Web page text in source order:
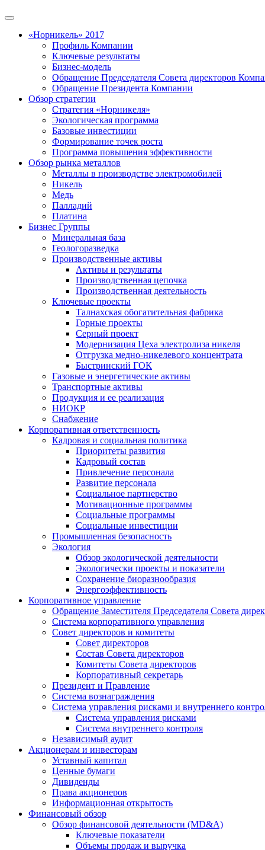
«Норникель» 2017
Профиль Компании
Ключевые результаты
Бизнес-модель
Обращение Председателя Совета директоров
Обращение Президента Компании
Обзор стратегии
Стратегия «Норникеля»
Экологическая программа
Базовые инвестиции
Формирование точек роста
Программа повышения эффективности
Обзор рынка металлов
Металлы в производстве электромобилей
Никель
Медь
Палладий
Платина
Бизнес Группы
Минеральная база
Геологоразведка
Производственные активы
Активы и результаты
Производственная цепочка
Производственная деятельность
Ключевые проекты
Талнахская обогатительная фабрика
Горные проекты
Серный проект
Модернизация Цеха электролиза никеля
Отгрузка медно-никелевого концентрата
Быстринский ГОК
Газовые и энергетические активы
Транспортные активы
Продукция и ее реализация
НИОКР
Снабжение
Корпоративная ответственность
Кадровая и социальная политика
Приоритеты развития
Кадровый состав
Привлечение персонала
Развитие персонала
Социальное партнерство
Мотивационные программы
Социальные программы
Социальные инвестиции
Промышленная безопасность
Экология
Обзор экологической деятельности
Экологически проекты и показатели
Сохранение биоразнообразия
Энергоэффективность
Корпоративное управление
Обращение Заместителя Председателя Совета
Система корпоративного управления
Совет директоров и комитеты
Совет директоров
Состав Совета директоров
Комитеты Совета директоров
Корпоративный секретарь
Президент и Правление
Система вознаграждения
Система управления рисками и внутреннего
Система управления рисками
Система внутреннего контроля
Независимый аудит
Акционерам и инвесторам
Уставный капитал
Ценные бумаги
Дивиденды
Права акционеров
Информационная открытость
Финансовый обзор
Обзор финансовой деятельности (MD&A)
Ключевые показатели
Объемы продаж и выручка